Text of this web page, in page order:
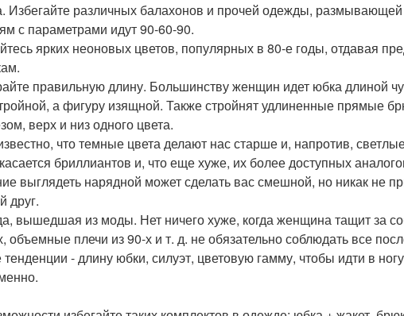
Избегайте различных балахонов и прочей одежды,
с параметрами идут 90-60-90.
ярких неоновых цветов, популярных в 80-е годы, отдавая
правильную длину. Большинству женщин идет юбка длиной
а фигуру изящной. Также стройнят удлиненные прямые
верх и низ одного цвета.
что темные цвета делают нас старше и, напротив,
бриллиантов и, что еще хуже, их более доступных
выглядеть нарядной может сделать вас смешной, но никак не
друг.
вышедшая из моды. Нет ничего хуже, когда женщина тащит за
объемные плечи из 90-х и т. д. не обязательно соблюдать все
- длину юбки, силуэт, цветовую гамму, чтобы идти в